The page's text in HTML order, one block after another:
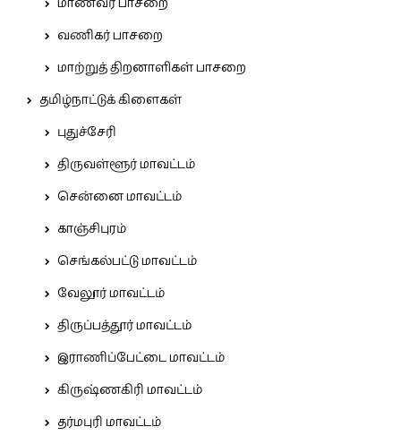
வணிகர் பாசறை
மாற்றுத் திறனாளிகள் பாசறை
தமிழ்நாட்டுக் கிளைகள்
புதுச்சேரி
திருவள்ளூர் மாவட்டம்
சென்னை மாவட்டம்
காஞ்சிபுரம்
செங்கல்பட்டு மாவட்டம்
வேலூர் மாவட்டம்
திருப்பத்தூர் மாவட்டம்
இராணிப்பேட்டை மாவட்டம்
கிருஷ்ணகிரி மாவட்டம்
தர்மபுரி மாவட்டம்